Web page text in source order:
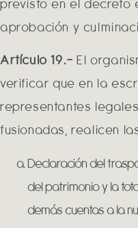
previsto en el decreto
aprobación y
Artículo 19.-El
verificar que en la
representantes
fusionadas, realicen
Declaración del
del patrimonio y la
demás cuentas a la